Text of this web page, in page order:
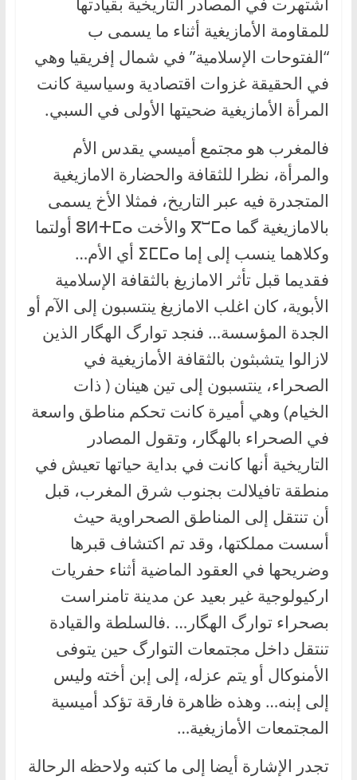
للمقاومة الأمازيغية أثناء ما يسمى ب
“الفتوحات الإسلامية” في شمال إفريقيا وهي
في الحقيقة غزوات اقتصادية وسياسية كانت
المرأة الأمازيغية ضحيتها الأولى في السبي.
فالمغرب هو مجتمع أميسي يقدس الأم
والمرأة، نظرا للثقافة والحضارة الامازيغية
المتجدرة فيه عبر التاريخ، فمثلا الأخ يسمى
بالامازيغية گما ⴳⵯⵎⴰ والأخت ⵓⵍⵜⵎⴰ أولتما
وكلاهما ينسب إلى إما ⵉⵎⵎⴰ أي الأم…
فقديما قبل تأثر الامازيغ بالثقافة الإسلامية
الأبوية، كان اغلب الامازيغ ينتسبون إلى الآم أو
الجدة المؤسسة… فنجد توارگ الهگار الذين
لازالوا يتشبثون بالثقافة الأمازيغية في
الصحراء، ينتسبون إلى تين هينان ( ذات
الخيام) وهي أميرة كانت تحكم مناطق واسعة
في الصحراء بالهگار، وتقول المصادر
التاريخية أنها كانت في بداية حياتها تعيش في
منطقة تافيلالت بجنوب شرق المغرب، قبل
أن تنتقل إلى المناطق الصحراوية حيث
أسست مملكتها، وقد تم اكتشاف قبرها
وضريحها في العقود الماضية أثناء حفريات
اركيولوجية غير بعيد عن مدينة تامنراست
بصحراء توارگ الهگار… .فالسلطة والقيادة
تنتقل داخل مجتمعات التوارگ حين يتوفى
الأمنوكال أو يتم عزله، إلى إبن أخته وليس
إلى إبنه… وهذه ظاهرة فارقة تؤكد أميسية
المجتمعات الأمازيغية…
تجدر الإشارة أيضا إلى ما كتبه ولاحظه الرحالة